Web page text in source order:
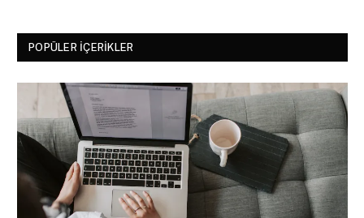
POPÜLER İÇERIKLER